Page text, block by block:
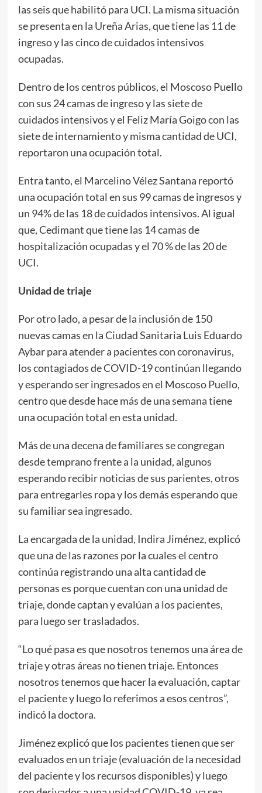
las seis que habilitó para UCI. La misma situación
se presenta en la Ureña Arias, que tiene las 11 de
ingreso y las cinco de cuidados intensivos
ocupadas.
Dentro de los centros públicos, el Moscoso Puello
con sus 24 camas de ingreso y las siete de
cuidados intensivos y el Feliz María Goigo con las
siete de internamiento y misma cantidad de UCI,
reportaron una ocupación total.
Entra tanto, el Marcelino Vélez Santana reportó
una ocupación total en sus 99 camas de ingresos y
un 94% de las 18 de cuidados intensivos. Al igual
que, Cedimant que tiene las 14 camas de
hospitalización ocupadas y el 70 % de las 20 de
UCI.
Unidad de triaje
Por otro lado, a pesar de la inclusión de 150
nuevas camas en la Ciudad Sanitaria Luis Eduardo
Aybar para atender a pacientes con coronavirus,
los contagiados de COVID-19 continúan llegando
y esperando ser ingresados en el Moscoso Puello,
centro que desde hace más de una semana tiene
una ocupación total en esta unidad.
Más de una decena de familiares se congregan
desde temprano frente a la unidad, algunos
esperando recibir noticias de sus parientes, otros
para entregarles ropa y los demás esperando que
su familiar sea ingresado.
La encargada de la unidad, Indira Jiménez, explicó
que una de las razones por la cuales el centro
continúa registrando una alta cantidad de
personas es porque cuentan con una unidad de
triaje, donde captan y evalúan a los pacientes,
para luego ser trasladados.
“Lo qué pasa es que nosotros tenemos una área de
triaje y otras áreas no tienen triaje. Entonces
nosotros tenemos que hacer la evaluación, captar
el paciente y luego lo referimos a esos centros”,
indicó la doctora.
Jiménez explicó que los pacientes tienen que ser
evaluados en un triaje (evaluación de la necesidad
del paciente y los recursos disponibles) y luego